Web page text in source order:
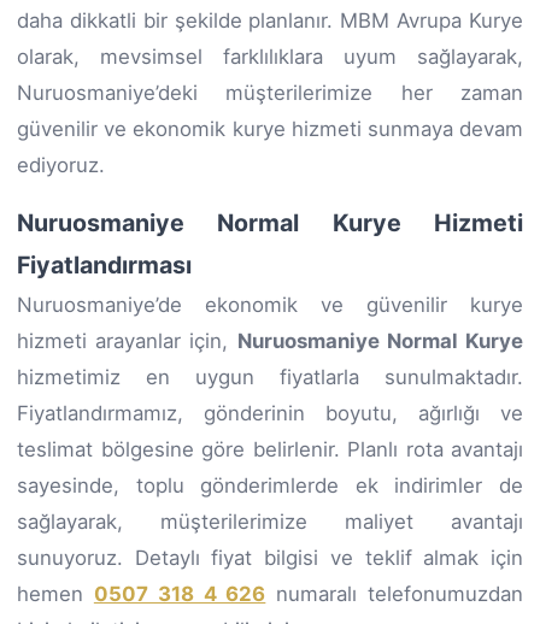
daha dikkatli bir şekilde planlanır. MBM Avrupa Kurye
olarak, mevsimsel farklılıklara uyum sağlayarak,
Nuruosmaniye’deki müşterilerimize her zaman
güvenilir ve ekonomik kurye hizmeti sunmaya devam
ediyoruz.
Nuruosmaniye Normal Kurye Hizmeti
Fiyatlandırması
Nuruosmaniye’de ekonomik ve güvenilir kurye
hizmeti arayanlar için, Nuruosmaniye Normal Kurye
hizmetimiz en uygun fiyatlarla sunulmaktadır.
Fiyatlandırmamız, gönderinin boyutu, ağırlığı ve
teslimat bölgesine göre belirlenir. Planlı rota avantajı
sayesinde, toplu gönderimlerde ek indirimler de
sağlayarak, müşterilerimize maliyet avantajı
sunuyoruz. Detaylı fiyat bilgisi ve teklif almak için
hemen 0507 318 4 626 numaralı telefonumuzdan